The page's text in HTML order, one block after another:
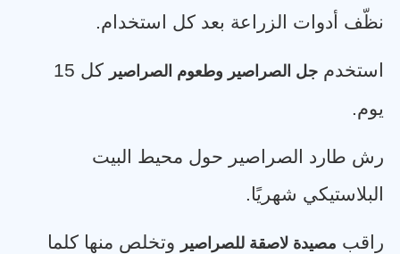
نظّف أدوات الزراعة بعد كل استخدام.
استخدم جل الصراصير وطعوم الصراصير
كل 15
يوم.
رش طارد الصراصير حول محيط البيت
البلاستيكي شهريًا.
راقب مصيدة لاصقة للصراصير وتخلص منها كلما